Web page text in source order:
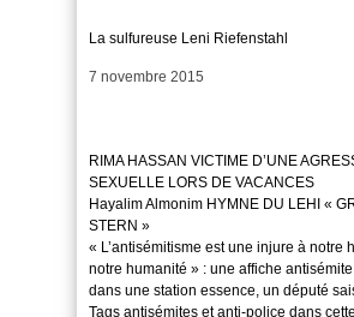
La sulfureuse Leni Riefenstahl
Date
7 novembre 2015
RIMA HASSAN VICTIME D’UNE
SEXUELLE LORS DE VACANCES
Hayalim Almonim HYMNE DU LEHI «
STERN »
« L’antisémitisme est une injure à notre
notre humanité » : une affiche
dans une station essence, un député
Tags antisémites et anti-police dans